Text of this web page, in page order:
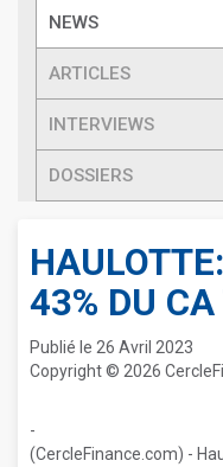
NEWS
ARTICLES
INTERVIEWS
DOSSIERS
43% DU
Publié le 26 Avril 2023
Copyright © 2026
-
(CercleFinance.com) -